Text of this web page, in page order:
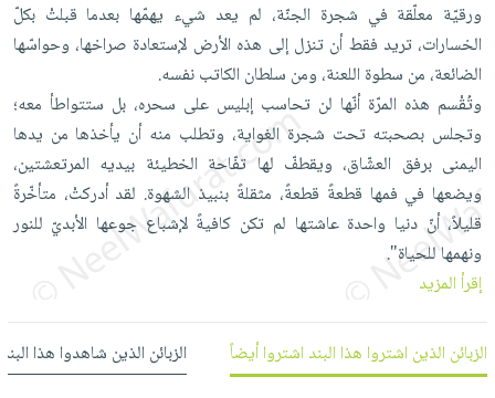
والتغذية
والتخزين
أدوات
المطبخ
للمدارس
اكسسوارات
كتب
اكسسوارات
منزلية
اكسسوارات
ملابس
مطرزات
حقائب
عناية
بالذات
مختارة
اشتراكات
كل
الاشتراكات
صندوق
القراءة
iKitab
بلا
حدود
بحث
متقدم
نيل
وفرات
عن
الشركة
سياسة
الشركة
حسابك
لائحة
الأمنيات
ورقيّة معلّقة في شجرة الجنّة، لم يعد شيء يهمّها بعدما قبلتْ بكلّ
الخسارات، تريد فقط أن تنزل إلى هذه الأرض لإستعادة صراخها، وحواسّها
الضائعة، من سطوة اللعنة، ومن سلطان الكاتب نفسه.
وتُقْسم هذه المرّة أنّها لن تحاسب إبليس على سحره، بل ستتواطأ معه؛
وتجلس بصحبته تحت شجرة الغواية، وتطلب منه أن يأخذها من يدها
اليمنى برفق العشّاق، ويقطفّ لها تفّاحة الخطيئة بيديه المرتعشتين،
ويضعها في فمها قطعةً قطعةً، مثقلةً بنبيذ الشهوة. لقد أدركتْ، متأخّرةً
قليلاً، أنّ دنيا واحدة عاشتها لم تكن كافيةً لإشباع جوعها الأبديّ للنور
ونهمها للحياة".
إقرأ المزيد
الزبائن الذين اشتروا هذا البند اشتروا أيضاً الزبائن الذين شاهدوا هذا